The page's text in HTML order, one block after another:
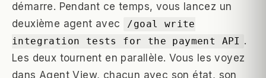
démarre. Pendant ce temps, vous lancez un
deuxième agent avec
/goal write
integration tests for the payment API .
Les deux tournent en parallèle. Vous les voyez
dans Agent View, chacun avec son état, son